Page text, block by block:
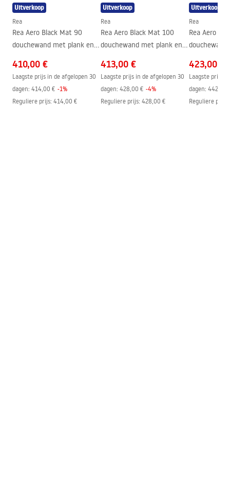
Drukregeling
Ja
Anti-Calc Systeem
Coatingtechnologie
Electroplating
Afstand van
wateraansluitingen
150mm
Garantie 24 maanden
Montage-instructies
shower_set.pdf
Uitverkoop
Rea
Rea Aero Black Mat 90
douchewand met plank en
410,00 €
Laagste prijs in de afgelopen 30
dagen: 414,00 € -1%
Reguliere prijs: 414,00 €
Uitverkoop
Rea
Rea Aero Black Mat 100
douchewand met plank en
413,00 €
Laagste prijs in de afgelopen 30
dagen: 428,00 € -4%
Reguliere prijs: 428,00 €
Uitverkoop
Rea
Rea Aero
423,00 €
Laagste prijs
dagen: 442,00
Reguliere prijs